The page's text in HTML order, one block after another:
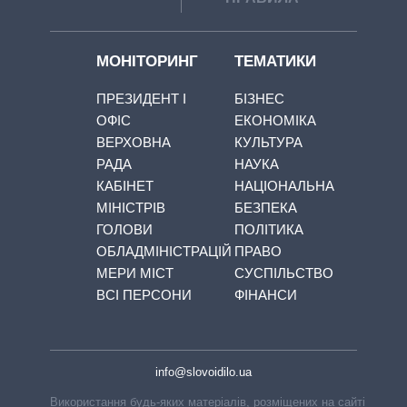
МОНІТОРИНГ
ПРЕЗИДЕНТ І
ОФІС
ВЕРХОВНА
РАДА
КАБІНЕТ
МІНІСТРІВ
ГОЛОВИ
ОБЛАДМІНІСТРАЦІЙ
МЕРИ МІСТ
ВСІ ПЕРСОНИ
ТЕМАТИКИ
БІЗНЕС
ЕКОНОМІКА
КУЛЬТУРА
НАУКА
НАЦІОНАЛЬНА
БЕЗПЕКА
ПОЛІТИКА
ПРАВО
СУСПІЛЬСТВО
ФІНАНСИ
info@slovoidilo.ua
Використання будь-яких матеріалів, розміщених на сайті,